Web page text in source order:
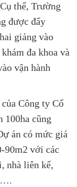
thể, Trường
được đẩy
giảng vào
đa khoa và
vận hành
của Công ty Cổ
100ha cũng
án có mức giá
90m2 với các
nhà liên kế,